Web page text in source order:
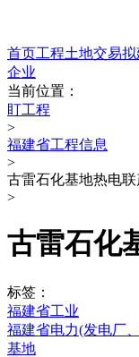
首页工程土地交易拟
企业
当前位置：
盯工程
>
福建省工程信息
>
古雷石化基地热电
>
古雷石化
标签：
福建省工业
福建省电力(发电厂
基地